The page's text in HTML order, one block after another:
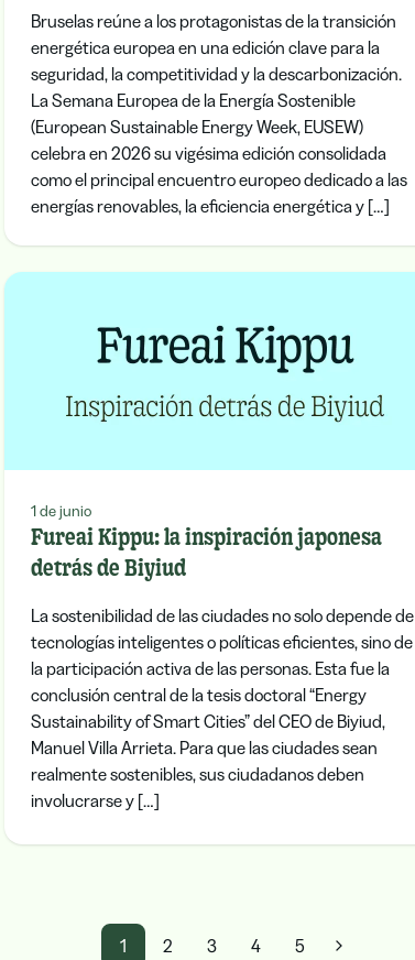
Bruselas reúne a los protagonistas de la transición
energética europea en una edición clave para la
seguridad, la competitividad y la descarbonización.
La Semana Europea de la Energía Sostenible
(European Sustainable Energy Week, EUSEW)
celebra en 2026 su vigésima edición consolidada
como el principal encuentro europeo dedicado a las
energías renovables, la eficiencia energética y […]
1 de junio
Fureai Kippu: la inspiración japonesa
detrás de Biyiud
La sostenibilidad de las ciudades no solo depende de
tecnologías inteligentes o políticas eficientes, sino de
la participación activa de las personas. Esta fue la
conclusión central de la tesis doctoral “Energy
Sustainability of Smart Cities” del CEO de Biyiud,
Manuel Villa Arrieta. Para que las ciudades sean
realmente sostenibles, sus ciudadanos deben
involucrarse y […]
1 2 3 4 5